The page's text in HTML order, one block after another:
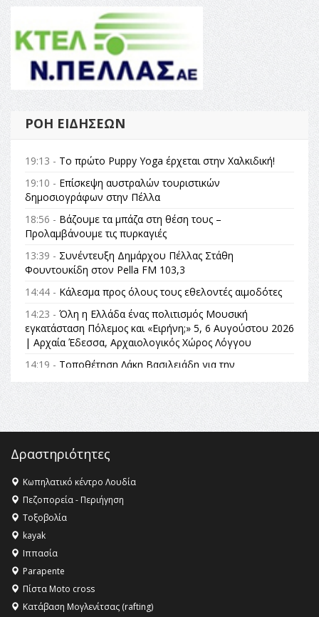
ΡΟΉ ΕΙΔΉΣΕΩΝ
19:13 - Το πρώτο Puppy Yoga έρχεται στην Χαλκιδική!
19:10 - Επίσκεψη αυστραλών τουριστικών
δημοσιογράφων στην Πέλλα
18:56 - Βάζουμε τα μπάζα στη θέση τους –
Προλαμβάνουμε τις πυρκαγιές
13:39 - Συνέντευξη Δημάρχου Πέλλας Στάθη
Φουντουκίδη στον Pella FM 103,3
14:44 - Κάλεσμα προς όλους τους εθελοντές αιμοδότες
14:23 - Όλη η Ελλάδα ένας πολιτισμός Μουσική
εγκατάσταση Πόλεμος και «Ειρήνη;» 5, 6 Αυγούστου 2026
| Αρχαία Έδεσσα, Αρχαιολογικός Χώρος Λόγγου
14:19 - Τοποθέτηση Λάκη Βασιλειάδη για την
Αναθεώρηση του Συντάγματος: «Σε τέτοιες κορυφαίες
θεσμικές διαδικασίες υπάρχει μόνο η ευθύνη απέναντι
στις επόμενες γενιές»
16:35 -Το πρόγραμμα του ΠΑΟΚ στον δεύτερο γύρο του
16:27 - Όλυμπος: Εντάχθηκε στον Κατάλογο Παγκόσμιας
Κληρονομιάς της UNESCO – Ομόφωνη η απόφαση Ο
Όλυμπος αναγνωρίστηκε ως φυσικό και πολιτιστικό
αγαθό εξέχουσας οικουμενικής αξίας για την
ανθρωπότητα
16:18 -
ΣΤΗΝ ΕΔΕΣΣΑ
Δραστηριότητες
Κωπηλατικό κέντρο Λουδία
Πεζοπορεία - Περιήγηση
Τοξοβολία
kayak
Ιππασία
Parapente
Πίστα Moto cross
Κατάβαση Μογλενίτσας (rafting)